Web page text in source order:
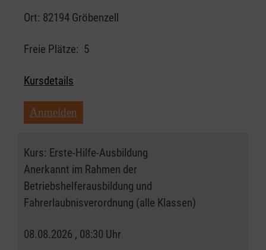
Ort: 82194 Gröbenzell
Freie Plätze: 5
Kursdetails
Anmelden
Kurs: Erste-Hilfe-Ausbildung
Anerkannt im Rahmen der
Betriebshelferausbildung und
Fahrerlaubnisverordnung (alle Klassen)
08.08.2026 , 08:30 Uhr